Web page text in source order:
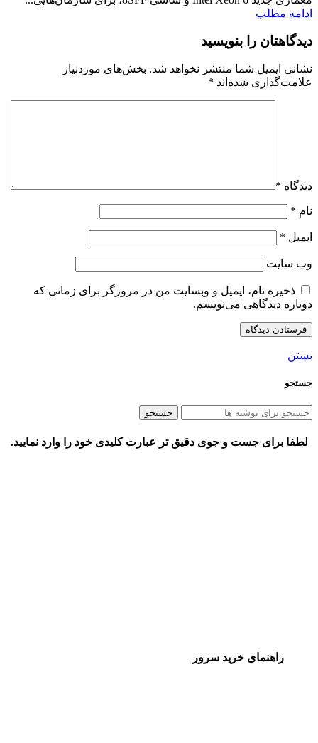
ادامه مطلب
دیدگاهتان را بنویسید
نشانی ایمیل شما منتشر نخواهد شد. بخش‌های موردنیاز
علامت‌گذاری شده‌اند *
دیدگاه *
نام *
ایمیل *
وب‌ سایت
ذخیره نام، ایمیل و وبسایت من در مرورگر برای زمانی که
دوباره دیدگاهی می‌نویسم.
بستن
جستجو
جستجو
لطفا برای جست و جوی دقیق تر عبارت کلیدی خود را وارد نمایید.
راهنمای خرید سرور